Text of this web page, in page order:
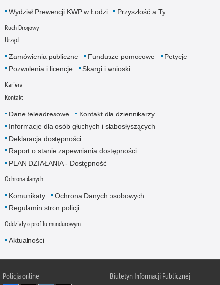
Wydział Prewencji KWP w Łodzi Przyszłość a Ty
Ruch Drogowy
Urząd
Zamówienia publiczne Fundusze pomocowe
Petycje
Pozwolenia i licencje
Skargi i wnioski
Kariera
Kontakt
Dane teleadresowe
Kontakt dla dziennikarzy
Informacje dla osób głuchych i słabosłyszących
Deklaracja dostępności
Raport o stanie zapewniania dostępności
PLAN DZIAŁANIA - Dostępność
Ochrona danych
Komunikaty
Ochrona Danych osobowych
Regulamin stron policji
Oddziały o profilu mundurowym
Aktualności
Policja online Biuletyn Informacji Publicznej